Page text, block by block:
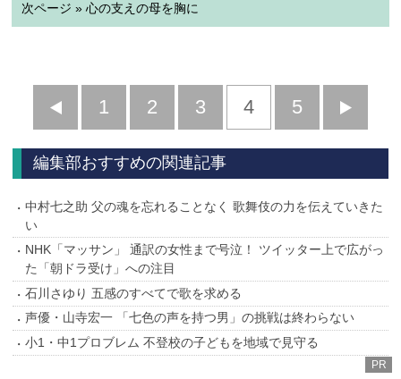
次ページ » 心の支えの母を胸に
前
へ
1 2 3 4 5
へ
編集部おすすめの関連記事
中村七之助 父の魂を忘れることなく 歌舞伎の力を伝えていきた
い
NHK「マッサン」 通訳の女性まで号泣！ ツイッター上で広がっ
た「朝ドラ受け」への注目
石川さゆり 五感のすべてで歌を求める
声優・山寺宏一 「七色の声を持つ男」の挑戦は終わらない
小1・中1プロブレム 不登校の子どもを地域で見守る
PR